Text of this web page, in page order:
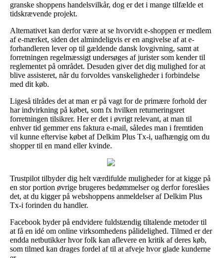
granske shoppens handelsvilkår, dog er det i mange tilfælde et
tidskrævende projekt.
Alternativet kan derfor være at se hvorvidt e-shoppen er medlem
af e-mærket, siden det almindeligvis er en angivelse af at e-
forhandleren lever op til gældende dansk lovgivning, samt at
forretningen regelmæssigt undersøges af jurister som kender til
reglementet på området. Desuden giver det dig mulighed for at
blive assisteret, når du forvoldes vanskeligheder i forbindelse
med dit køb.
Ligeså tilrådes det at man er på vagt for de primære forhold der
har indvirkning på købet, som fx hvilken returneringsret
forretningen tilsikrer. Her er det i øvrigt relevant, at man til
enhver tid gemmer ens faktura e-mail, således man i fremtiden
vil kunne eftervise købet af Delkim Plus Tx-i, uafhængig om du
shopper til en mand eller kvinde.
Trustpilot tilbyder dig helt værdifulde muligheder for at kigge på
en stor portion øvrige brugeres bedømmelser og derfor foreslåes
det, at du kigger på webshoppens anmeldelser af Delkim Plus
Tx-i forinden du handler.
Facebook byder på endvidere fuldstændig tiltalende metoder til
at få en idé om online virksomhedens pålidelighed. Tilmed er der
endda netbutikker hvor folk kan aflevere en kritik af deres køb,
som tilmed kan drages fordel af til at afveje hvor glade kunderne